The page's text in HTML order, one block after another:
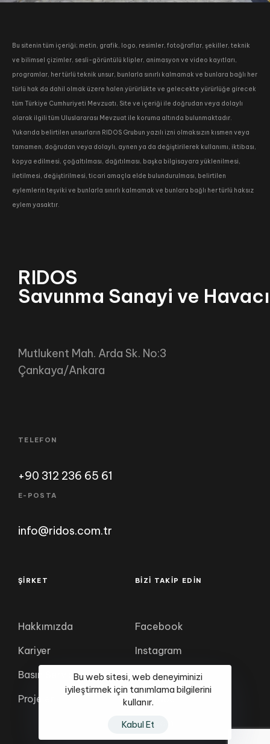
Bu sitenin tüm içeriği; metin, grafik, logo, resimler, fotoğraflar, şekiller, teknik
ve bilimsel çizimler, sesli-görüntülü klipler, animasyon ve video kayıtları,
programlar, her türlü teknik unsur, bunlarla sınırlı kalmamak ve bunlara bağlı her
türlü hak da dahil olmak üzere halen yürürlükte ve gelecekte yürürlüğe girecek
tüm Türkiye Cumhuriyeti Mevzuatı, Site ve içeriği ile doğrudan veya dolaylı
olarak ilgili tüm Uluslararası Mevzuat ile koruma altında bulunmaktadır.
Yukarıda belirtilen unsurların RIDOS Grubun yazılı izni olmaksızın kısmen veya
tamamen, doğrudan veya dolaylı, aynen ya da değiştirilerek kullanımı, iktibası,
kopya edilmesi, çoğaltılması, dağıtılması, başka bilgisayara yüklenilmesi,
iletilmesi, değiştirilmesi, ticari amaçla elde bulundurulması, belirtilen
eylemlerin teşviki ve bunlarla sınırlı kalmamak ve bunlara bağlı her türlü haksız
eylem yasaktır.
RIDOS
Savunma Sanayi ve
Mutlukent Mah. Arda Sk. No:3
Çankaya/Ankara
TELEFON
+90 312 236 65 61
E-POSTA
info@ridos.com.tr
ŞİRKET
Hakkımızda
Kariyer
Basın Servisi
Projeler
BIZI TAKIP EDİN
Facebook
Instagram
Twitter
YouTube
LinkedIn
Bu web sitesi, web deneyiminizi
iyileştirmek için tanımlama bilgilerini
kullanır.
Kabul Et